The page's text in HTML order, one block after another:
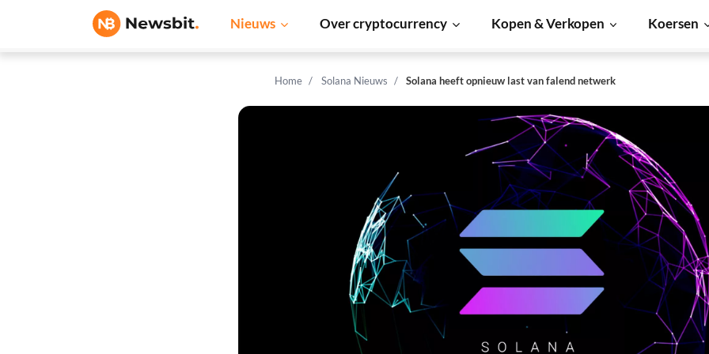
Nieuws Over cryptocurrency Kopen & Verkopen Koersen
Home Solana Nieuws Solana heeft opnieuw last van falend netwerk